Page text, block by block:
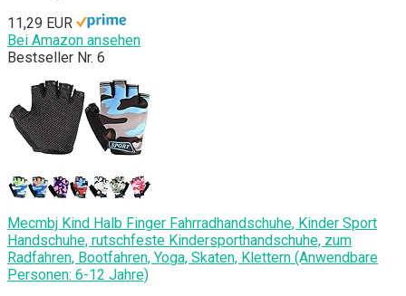
11,29 EUR
Bei Amazon ansehen
Bestseller Nr. 6
Mecmbj Kind Halb Finger Fahrradhandschuhe, Kinder Sport
Handschuhe, rutschfeste Kindersporthandschuhe, zum
Radfahren, Bootfahren, Yoga, Skaten, Klettern (Anwendbare
Personen: 6-12 Jahre)